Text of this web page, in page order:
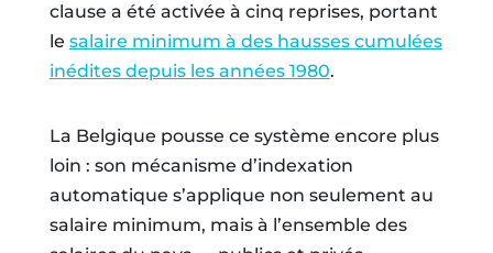
clause a été activée à cinq reprises, portant
le salaire minimum à des hausses cumulées
inédites depuis les années 1980.
La Belgique pousse ce système encore plus
loin : son mécanisme d’indexation
automatique s’applique non seulement au
salaire minimum, mais à l’ensemble des